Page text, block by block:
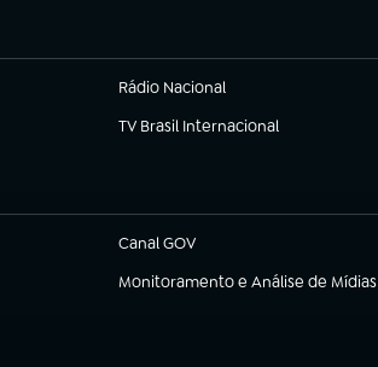
Rádio Nacional
TV Brasil Internacional
(abre em nova aba)
Canal GOV
(abre em nova aba)
Monitoramento e Análise de Mídias
(abre em nova aba)